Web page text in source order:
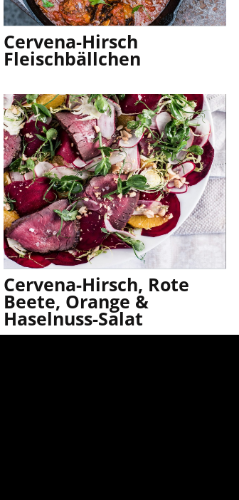
Cervena-Hirsch
Fleischbällchen
Cervena-Hirsch, Rote
Beete, Orange &
Haselnuss-Salat